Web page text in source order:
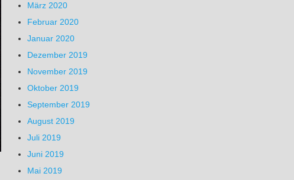
März 2020
Februar 2020
Januar 2020
Dezember 2019
November 2019
Oktober 2019
September 2019
August 2019
Juli 2019
Juni 2019
Mai 2019